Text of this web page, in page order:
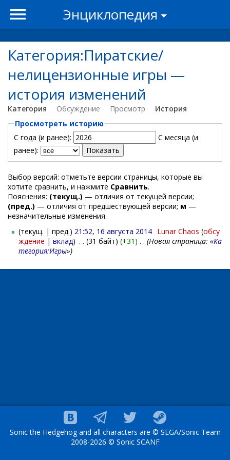
Энциклопедия
Категория:Пиратские/
нелицензионные игры —
история изменений
Категория Обсуждение Просмотр
История
Просмотреть историю
С года (и ранее):
С месяца (и
ранее):
Выбор версий: отметьте версии страницы, которые вы
хотите сравнить, и нажмите Сравнить.
Пояснения: (текущ.) — отличия от текущей версии;
(пред.) — отличия от предшествующей версии; м —
незначительные изменения.
(текущ. | пред.) 21:52, 16 августа 2014 Lunar Chaos (обсу
ждение | вклад) . . (31 байт) (+31) . . (Новая страница: «Ка
тегория:Игры»)
Sonic the Hedgehog and all characters are © SEGA/Sonic Team
2008-2026 © Sonic SCANF